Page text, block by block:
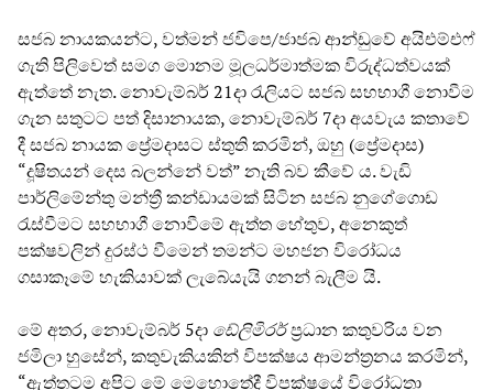
සජබ නායකයන්ට, වත්මන් ජවිපෙ/ජාජබ ආන්ඩුවේ අයිඑම්එෆ්
ගැති පිලිවෙත් සමග මොනම මූලධර්මාත්මක විරුද්ධත්වයක්
ඇත්තේ නැත. නොවැම්බර් 21දා රැලියට සජබ සහභාගී නොවීම
ගැන සතුටට පත් දිසානායක, නොවැම්බර් 7දා අයවැය කතාවේ
දී සජබ නායක ප්‍රේමදාසට ස්තුති කරමින්, ඔහු (ප්‍රේමදාස)
“දූෂිතයන් දෙස බලන්නේ වත්” නැති බව කීවේ ය. වැඩි
පාර්ලිමේන්තු මන්ත්‍රී කන්ඩායමක් සිටින සජබ නුගේගොඩ
රැස්වීමට සහභාගී නොවීමේ ඇත්ත හේතුව, අනෙකුත්
පක්ෂවලින් දුරස්ථ වීමෙන් තමන්ට මහජන විරෝධය
ගසාකෑමේ හැකියාවක් ලැබේයැයි ගනන් බැලීම යි.
මේ අතර, නොවැම්බර් 5දා ඩේලිමිරර්ප්‍රධාන කතුවරිය වන
ජමිලා හුසේන්, කතුවැකියකින් විපක්ෂය ආමන්ත්‍රනය කරමින්,
“ඇත්තටම අපිට මේ මෙහොතේදී විපක්ෂයේ විරෝධතා